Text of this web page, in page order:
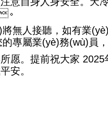
無人接聽，如有業
專屬業(yè)務(wù)員
所愿。提前祝大家
安。